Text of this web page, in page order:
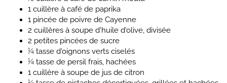
1 cuillère à café de paprika
1 pincée de poivre de Cayenne
2 cuillères à soupe d'huile d'olive, divisée
2 petites pincées de sucre
¼ tasse d'oignons verts ciselés
¼ tasse de persil frais, hachées
1 cuillère à soupe de jus de citron